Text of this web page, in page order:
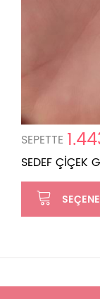
SEPETTE
SEDEF ÇİÇEK